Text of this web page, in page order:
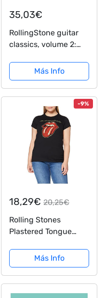
35,03€
RollingStone guitar
classics, volume 2:
Modern Rock: Classic
Rock to Modern Rock,
Easy Guitar Tab
Classic Guitar)
Más Info
-9%
18,29€ 20,25€
Rolling Stones
Plastered Tongue
para MujerMás Info